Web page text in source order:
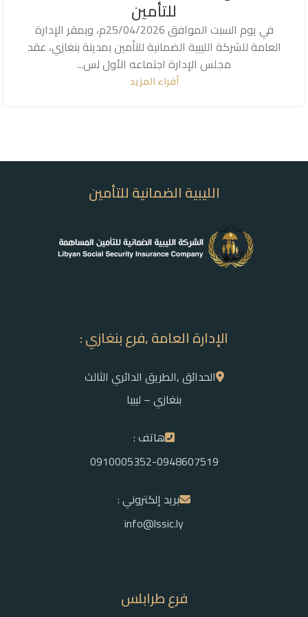
للتأمين
في يوم السبت الموافق 25/04/2026م، وبمقر الإدارة
العامة للشركة الليبية الضمانية للتأمين بمدينة بنغازي، عقد
مجلس الإدارة اجتماعه الأول لس...
أقراء المزيد
الليبية الضمانية للتأمين
الإدارة العامة ,فرع بنغازي :
الحدائق ,الطريق الدائري الثالث
بنغازي – ليبيا
هاتف :
0910005352-0948607519
بريد إلكتروني :
info@lssic.ly
فرع طرابلس